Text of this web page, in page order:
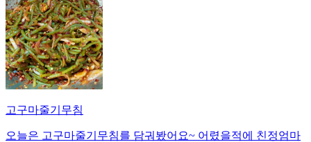
고구마줄기무침
오늘은 고구마줄기무침를 담궈봤어요~ 어렸을적에 친정엄마